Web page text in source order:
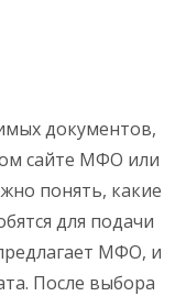
документов,
сайте МФО или
понять, какие
для подачи
МФО, и
После выбора